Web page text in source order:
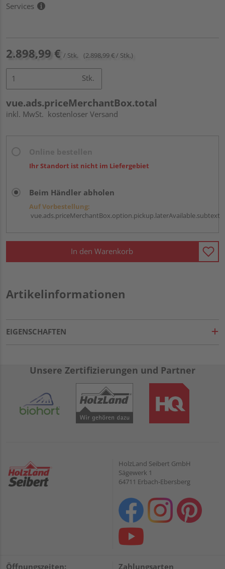
Services
2.898,99 € / Stk. (2.898,99 € / Stk.)
Stk.
vue.ads.priceMerchantBox.total
inkl. MwSt. kostenloser Versand
Ihr Standort ist nicht im Liefergebiet
Beim Händler abholen
Auf Vorbestellung:
vue.ads.priceMerchantBox.option.pickup.laterAvailable.subtext
In den Warenkorb
Artikelinformationen
EIGENSCHAFTEN
Unsere Zertifizierungen und Partner
HolzLand Seibert GmbH
Sägewerk 1
64711 Erbach-Ebersberg
Öffnungszeiten: Zahlungsarten